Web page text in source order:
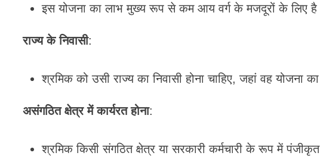
इस योजना का लाभ मुख्य रूप से कम आय वर्ग के मजदूरों के लिए
राज्य के निवासी:
श्रमिक को उसी राज्य का निवासी होना चाहिए, जहां वह योजना
असंगठित क्षेत्र में कार्यरत होना:
श्रमिक किसी संगठित क्षेत्र या सरकारी कर्मचारी के रूप में पंजीकृत